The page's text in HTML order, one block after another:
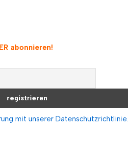
abonnieren!
mit unserer Datenschutzrichtlinie.